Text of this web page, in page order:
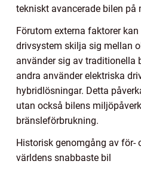
tekniskt avancerade bilen på
Förutom externa faktorer
drivsystem skilja sig mellan
använder sig av traditionella
andra använder elektriska
hybridlösningar. Detta
utan också bilens
bränsleförbrukning.
Historisk genomgång av för-
världens snabbaste bil